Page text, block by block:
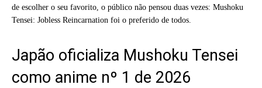
de escolher o seu favorito, o público não pensou duas vezes: Mushoku
Tensei: Jobless Reincarnation foi o preferido de todos.
Japão oficializa Mushoku Tensei
como anime nº 1 de 2026